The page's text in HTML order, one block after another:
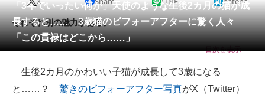
会員記事
メディア
注目記事を集めた総合ページ
ITの今と未来を見通す
「3年でいったい何が」天使のような生後2カ月の猫が成
長すると…… 3歳猫のビフォーアフターに驚く人々
「この貫禄はどこから……」
それぞれ別の魅力がある。
目次を表示
生後2カ月のかわいい子猫が成長して3歳になる
と……？ 驚きのビフォーアフター写真がX（Twitter）